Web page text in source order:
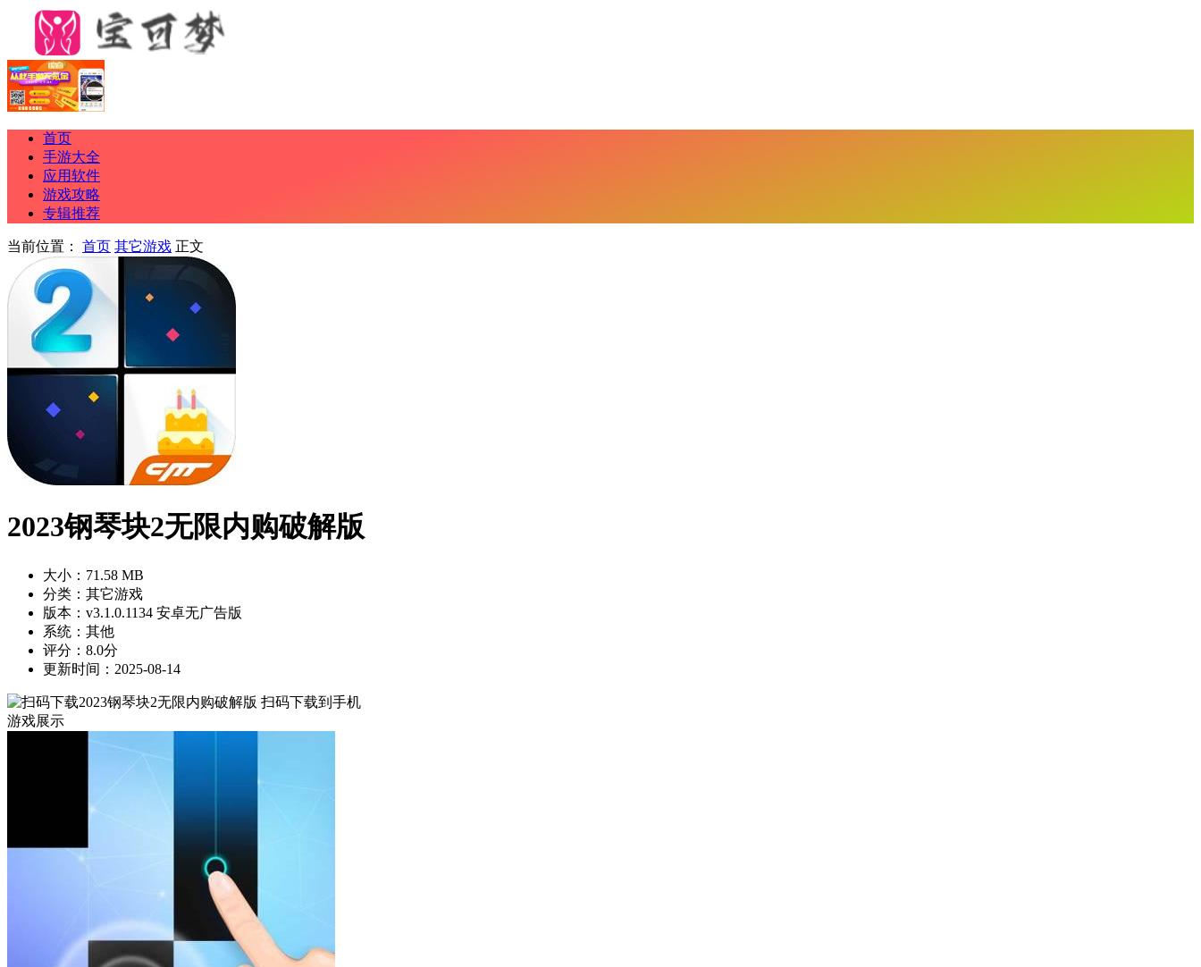
首页
手游大全
应用软件
游戏攻略
专辑推荐
当前位置： 首页 其它游戏 正文
2023钢琴块2无限内购破解版
大小：71.58 MB
分类：其它游戏
版本：v3.1.0.1134 安卓无广告版
系统：其他
评分：8.0分
更新时间：2025-08-14
扫码下载到手机
游戏展示